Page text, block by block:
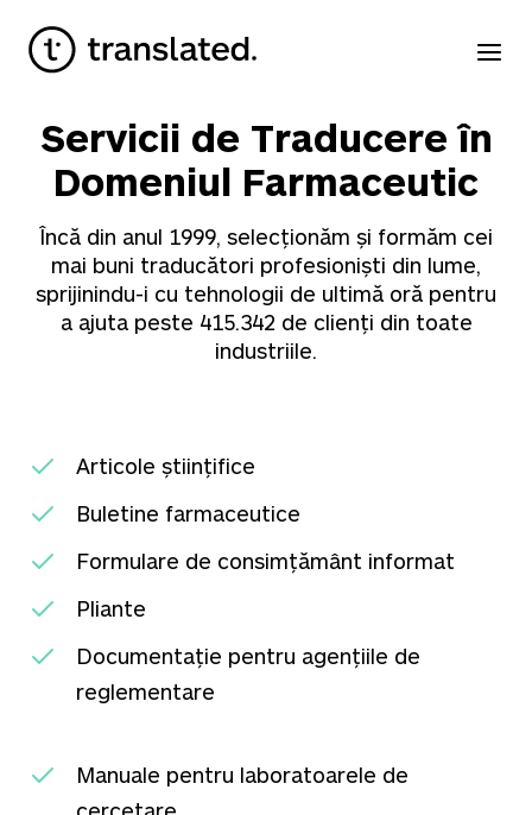
Servicii de Traducere în
Domeniul Farmaceutic
Încă din anul 1999, selecționăm și formăm cei
mai buni traducători profesioniști din lume,
sprijinindu-i cu tehnologii de ultimă oră pentru
a ajuta peste 415.342 de clienți din toate
industriile.
Articole științifice
Buletine farmaceutice
Formulare de consimțământ informat
Pliante
Documentație pentru agențiile de
reglementare
Manuale pentru laboratoarele de